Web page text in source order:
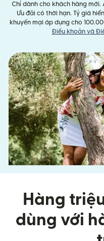
Chỉ dành cho khách hàng
Ưu đãi có thời hạn. Tỷ giá
khuyến mại áp dụng cho
Điều khoản và
Hàng
dùng với